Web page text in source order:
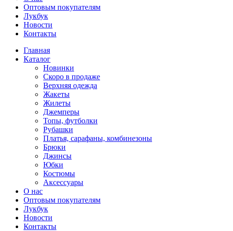
Оптовым покупателям
Лукбук
Новости
Контакты
Главная
Каталог
Новинки
Скоро в продаже
Верхняя одежда
Жакеты
Жилеты
Джемперы
Топы, футболки
Рубашки
Платья, сарафаны, комбинезоны
Брюки
Джинсы
Юбки
Костюмы
Аксессуары
О нас
Оптовым покупателям
Лукбук
Новости
Контакты